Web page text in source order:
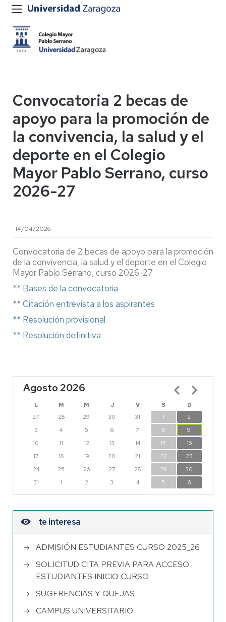
Convocatoria 2 becas de
apoyo para la promoción de
la convivencia, la salud y el
deporte en el Colegio
Mayor Pablo Serrano, curso
2026-27
14/04/2026
Convocatoria de 2 becas de apoyo para la promoción
de la convivencia, la salud y el deporte en el Colegio
Mayor Pablo Serrano, curso 2026-27
** Bases de la convocatoria
** Citación entrevista a los aspirantes
** Resolución provisional.
** Resolución definitiva
Agosto 2026
L M M J V S
D
27
28 29 30 31 1
2
3
4 5 6 7 8
9
10
11 12 13 14 15
16
17
18 19 20 21 22
23
24
25 26 27 28 29
30
31
1 2 3 4 5 6
Paginación
te interesa
ADMISIÓN ESTUDIANTES CURSO 2025_26
SOLICITUD CITA PREVIA PARA ACCESO
ESTUDIANTES INICIO CURSO
SUGERENCIAS Y QUEJAS
CAMPUS UNIVERSITARIO